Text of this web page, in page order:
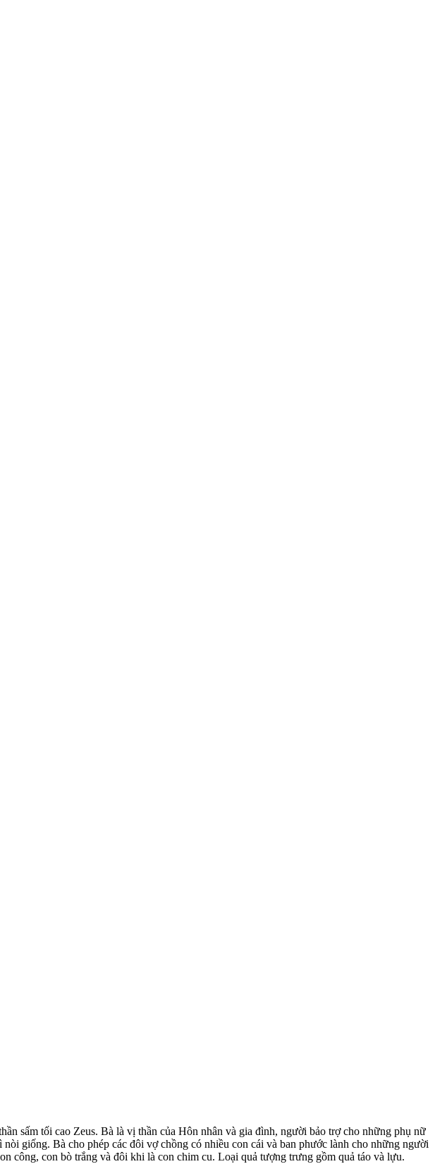
sấm tối cao Zeus. Bà là vị thần của Hôn nhân và gia đình, người bảo trợ cho những phụ nữ
giống. Bà cho phép các đôi vợ chồng có nhiều con cái và ban phước lành cho những người
công, con bò trắng và đôi khi là con chim cu. Loại quả tượng trưng gồm quả táo và lựu.